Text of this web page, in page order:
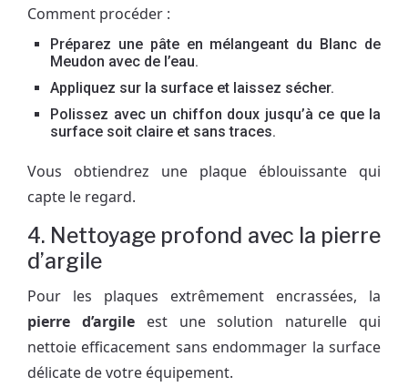
Comment procéder :
Préparez une pâte en mélangeant du Blanc de
Meudon avec de l’eau.
Appliquez sur la surface et laissez sécher.
Polissez avec un chiffon doux jusqu’à ce que la
surface soit claire et sans traces.
Vous obtiendrez une plaque éblouissante qui
capte le regard.
4. Nettoyage profond avec la pierre
d’argile
Pour les plaques extrêmement encrassées, la
pierre d’argileest une solution naturelle qui
nettoie efficacement sans endommager la surface
délicate de votre équipement.